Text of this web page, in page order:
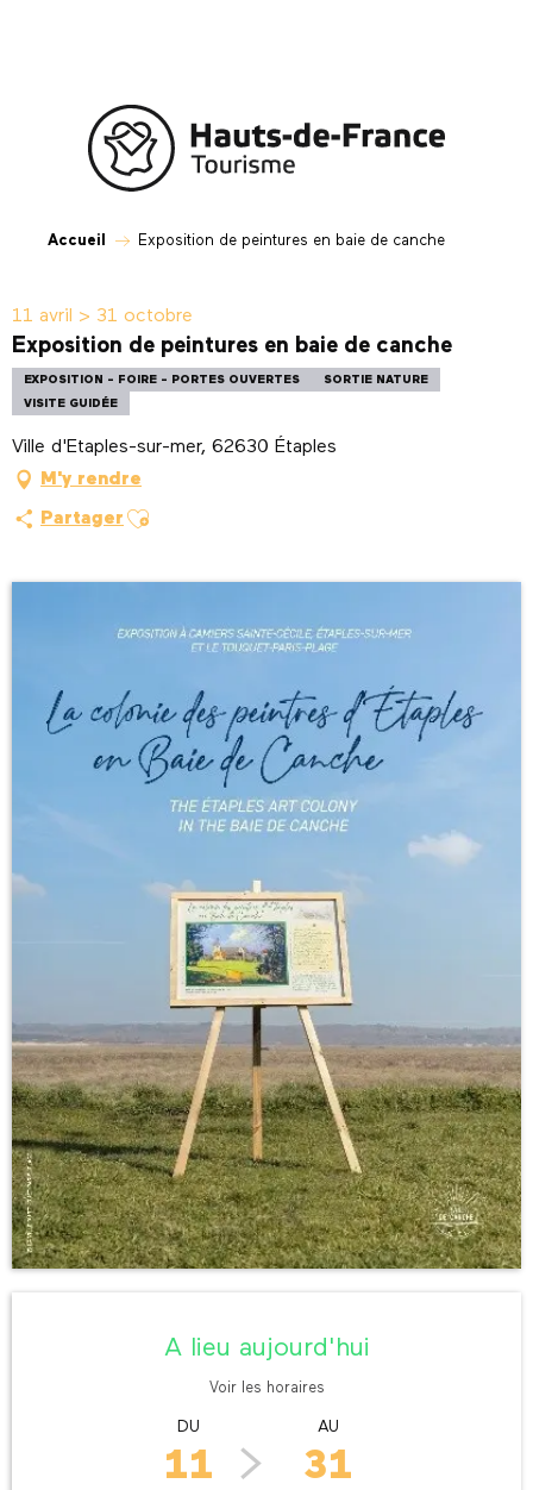
Accueil Exposition de peintures en baie de canche
11 avril > 31 octobre
Exposition de peintures en baie de canche
EXPOSITION - FOIRE - PORTES OUVERTES
SORTIE NATURE
VISITE GUIDÉE
Ville d'Etaples-sur-mer, 62630 Étaples
M'y rendre
Partager Ajouter aux favoris
A lieu aujourd'hui
Voir les horaires
DU
11
AU
31